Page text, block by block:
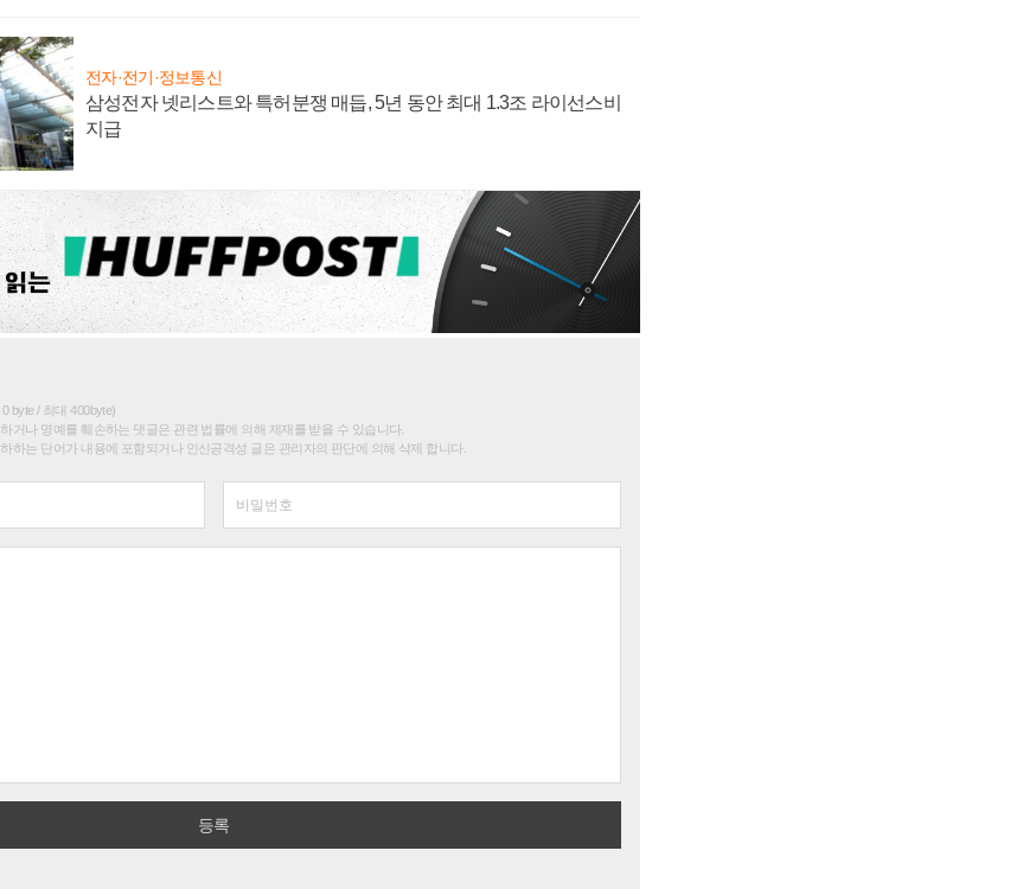
전자·전기·정보통신
삼성전자 넷리스트와 특허분쟁 매듭, 5년 동안 최대 1.3조 라이선스비
지급
byte / 최대 400byte)
거나 명예를 훼손하는 댓글은 관련 법률에 의해 제재를 받을 수 있습니다.
하는 단어가 내용에 포함되거나 인신공격성 글은 관리자의 판단에 의해 삭제 합니다.